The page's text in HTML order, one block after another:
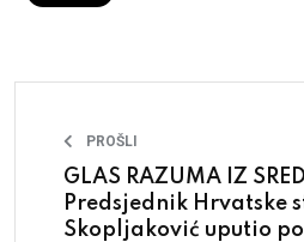
PROŠLI
GLAS RAZUMA IZ
Predsjednik Hrvatske
Skopljaković uputio